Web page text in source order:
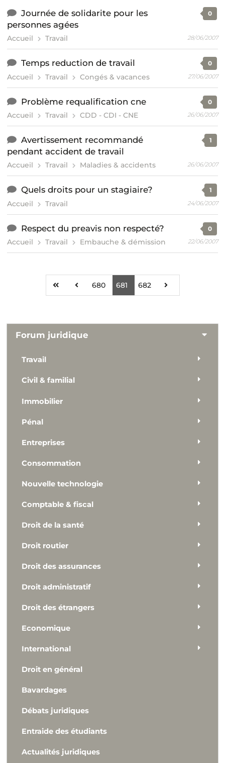
Journée de solidarite pour les
personnes agées
Accueil Travail
0
28/06/2007
Temps reduction de travail
Accueil Travail Congés & vacances
0
27/06/2007
Problème requalification cne
Accueil Travail CDD - CDI - CNE
0
26/06/2007
Avertissement recommandé
pendant accident de travail
Accueil Travail Maladies & accidents
1
26/06/2007
Quels droits pour un stagiaire?
Accueil Travail
1
24/06/2007
Respect du preavis non respecté?
Accueil Travail Embauche & démission
0
22/06/2007
680 681 682
Forum juridique
Travail
Civil & familial
Immobilier
Pénal
Entreprises
Consommation
Nouvelle technologie
Comptable & fiscal
Droit de la santé
Droit routier
Droit des assurances
Droit administratif
Droit des étrangers
Economique
International
Droit en général
Bavardages
Débats juridiques
Entraide des étudiants
Actualités juridiques